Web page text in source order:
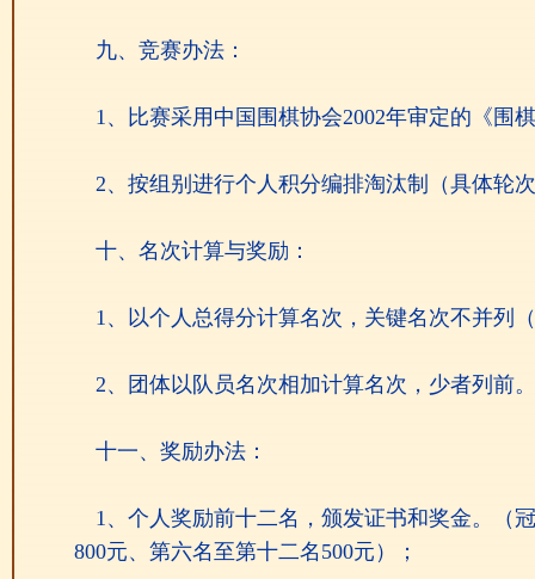
九、竞赛办法：
1、比赛采用中国围棋协会2002年审定的《围
2、按组别进行个人积分编排淘汰制（具体轮
十、名次计算与奖励：
1、以个人总得分计算名次，关键名次不并列
2、团体以队员名次相加计算名次，少者列前
十一、奖励办法：
1、个人奖励前十二名，颁发证书和奖金。（
800元、第六名至第十二名500元）；